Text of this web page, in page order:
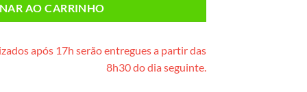
AO CARRINHO
após 17h serão entregues a partir das
8h30 do dia seguinte.